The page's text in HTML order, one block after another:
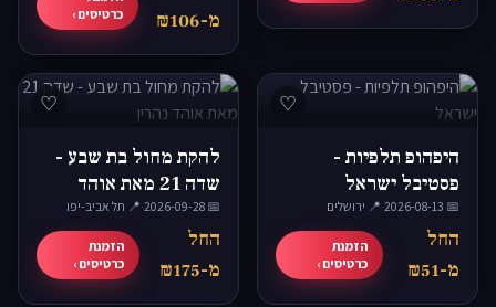
מ-₪106
כרטיסים ›
♡
היפהופ תלפיות -
פסטיבל ישראל
📅 2026-08-13
·📍 ירושלים
החל
מ-₪51
הזמנת
כרטיסים ›
♡
להקת מחול בת שבע -
שדה 21 מאת אוהד
נהרין
📅 2026-09-28
·📍 תל אביב-יפו
החל
מ-₪175
הזמנת
כרטיסים ›